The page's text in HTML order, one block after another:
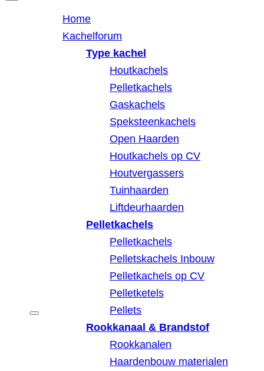
Home
Kachelforum
Type kachel
Houtkachels
Pelletkachels
Gaskachels
Speksteenkachels
Open Haarden
Houtkachels op CV
Houtvergassers
Tuinhaarden
Liftdeurhaarden
Pelletkachels
Pelletkachels
Pelletskachels Inbouw
Pelletkachels op CV
Pelletketels
Pellets
Rookkanaal & Brandstof
Rookkanalen
Haardenbouw materialen